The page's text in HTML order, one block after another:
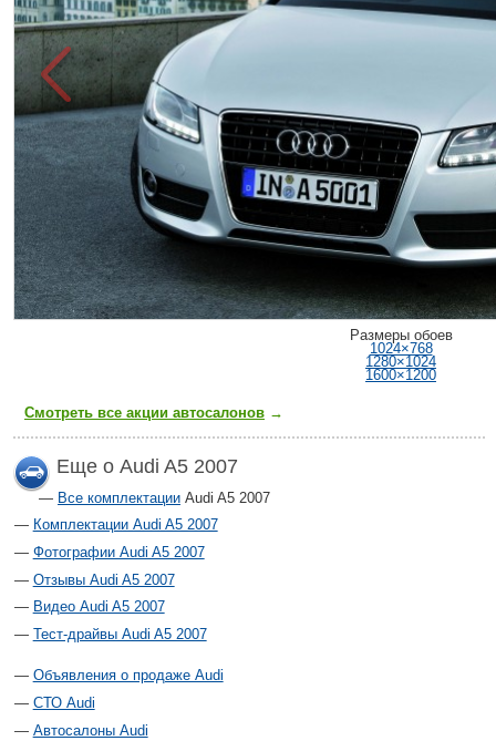
Размеры обоев
1024×768
1280×1024
1600×1200
Смотреть все акции автосалонов →
Еще о Audi A5 2007
Все комплектации Audi A5 2007
Комплектации Audi A5 2007
Фотографии Audi A5 2007
Отзывы Audi A5 2007
Видео Audi A5 2007
Тест-драйвы Audi A5 2007
Объявления о продаже Audi
СТО Audi
Автосалоны Audi